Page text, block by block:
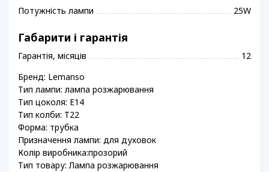
Потужність лампи
25W
Габарити і гарантія
Гарантія, місяців
12
Бренд: Lemanso
Тип лампи: лампа розжарювання
Тип цоколя: E14
Тип колби: T22
Форма: трубка
Призначення лампи: для духовок
Колір виробника:прозорий
Тип товару: Лампа розжарювання